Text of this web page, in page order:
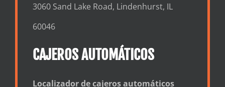
3060 Sand Lake Road, Lindenhurst, IL
60046
CAJEROS AUTOMÁTICOS
Localizador de cajeros automáticos